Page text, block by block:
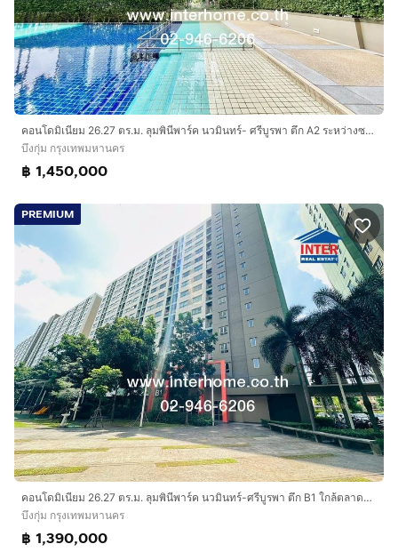
คอนโดมิเนียม 26.27 ตร.ม. ลุมพินีพาร์ค นวมินทร์- ศรีบูรพา ตึก A2 ระหว่างซอยนวมินทร์36-38 ถนนนวมินทร์ เขตบึงกุ่ม กรุงเทพมหานคร
บึงกุ่ม กรุงเทพมหานคร
฿ 1,450,000
PREMIUM
คอนโดมิเนียม 26.27 ตร.ม. ลุมพินีพาร์ค นวมินทร์-ศรีบูรพา ตึก B1 ใกล้ตลาดอินทรารักษ์ ระหว่างซอยนวมินทร์36-38 ถนนนวมินทร์ เขตบึงกุ่ม กรุงเทพ
บึงกุ่ม กรุงเทพมหานคร
฿ 1,390,000